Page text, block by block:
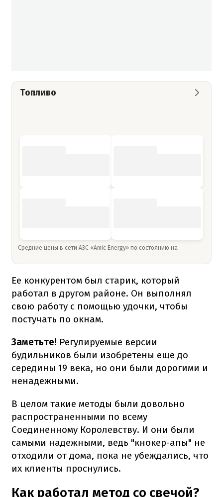
Топливо
Средние цены в сети АЗС «Amic Energy» по состоянию на
Ее конкурентом был старик, который
работал в другом районе. Он выполнял
свою работу с помощью удочки, чтобы
постучать по окнам.
Заметьте! Регулируемые версии
будильников были изобретены еще до
середины 19 века, но они были дорогими и
ненадежными.
В целом такие методы были довольно
распространенными по всему
Соединенному Королевству. И они были
самыми надежными, ведь "кнокер-апы" не
отходили от дома, пока не убеждались, что
их клиенты проснулись.
Как работал метод со свечой?